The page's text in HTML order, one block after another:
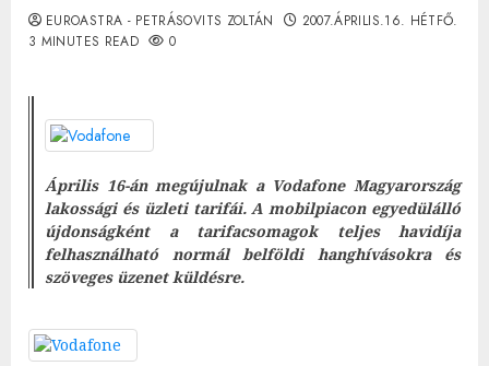
EUROASTRA - PETRÁSOVITS ZOLTÁN
2007.ÁPRILIS.16. HÉTFŐ.
3 MINUTES READ
0
Április 16-án megújulnak a Vodafone Magyarország
lakossági és üzleti tarifái. A mobilpiacon egyedülálló
újdonságként a tarifacsomagok teljes havidíja
felhasználható normál belföldi hanghívásokra és
szöveges üzenet küldésre.